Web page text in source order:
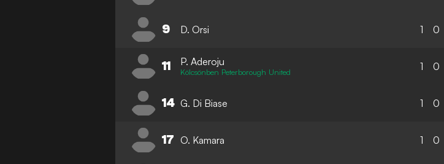
9 D. Orsi 1 0
11 P. Aderoju
Kölcsönben Peterborough United 1 0
14 G. Di Biase 1 0
17 O. Kamara 1 0